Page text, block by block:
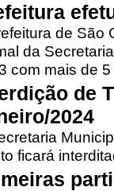
de São
da
com mais de 5
de
2024
ficará